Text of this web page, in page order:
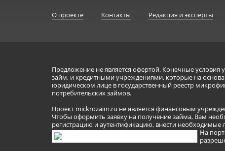
О проекте Контакты Редакция и эксперты
Предложение не является офертой. Конечные
займ, и кредитными учреждениями, которые на
юридическом лице в государственный реестр
потребительских займов.
Проект mickrozaim.ru не является финансовым
Чтобы оформить заявку на получение займа, Вам
регистрацию и аутентификацию, внести необходимые
На